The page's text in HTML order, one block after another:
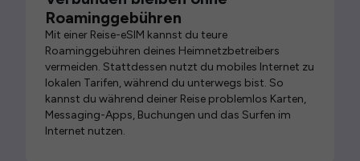
Roaminggebühren
Mit einer Reise-eSIM kannst du teure
Roaminggebühren deines Heimnetzbetreibers
vermeiden. Stattdessen nutzt du mobiles Internet zu
lokalen Tarifen, während du unterwegs bist. So
kannst du während deiner Reise problemlos Karten,
Messaging-Apps, Buchungen und das Surfen im
Internet nutzen.